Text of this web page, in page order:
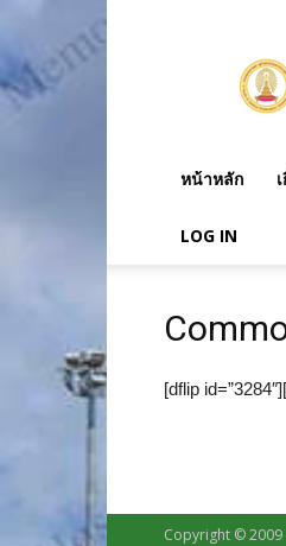
วิชา
กุมาร
เวชศา
หน้าหลัก
LOG IN
[dflip
Copyright ©